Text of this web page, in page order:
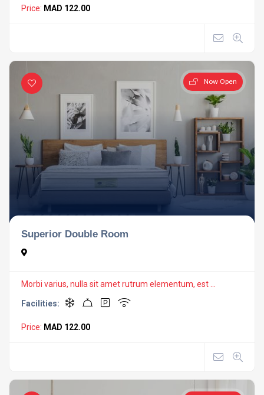
Price: MAD 122.00
Now Open
Superior Double Room
Morbi varius, nulla sit amet rutrum elementum, est ...
Facilities:
Price: MAD 122.00